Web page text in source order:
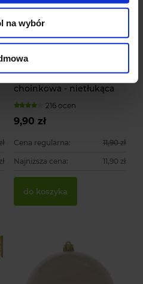
na wybór
choinkowa - nietłukąca
216 ocen
9,90 zł
Cena regularna: 11,90 zł
Najniższa cena: 11,90 zł
do koszyka